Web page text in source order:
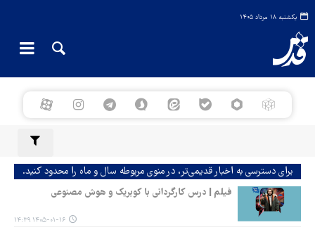
یکشنبه ۱۸ مرداد ۱۴۰۵
برای دسترسی به اخبار قدیمی‌تر، در منوی مربوطه سال و ماه را محدود کنید.
فیلم | درس کارگردانی با کوبریک و هوش مصنوعی
۱۴۰۵-۰۱-۱۶ ۱۴:۳۹